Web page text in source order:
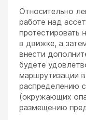
Относительно
работе над
протестировать
в движке, а
внести
будете
маршрутизации
распределению
(окружающих
размещению